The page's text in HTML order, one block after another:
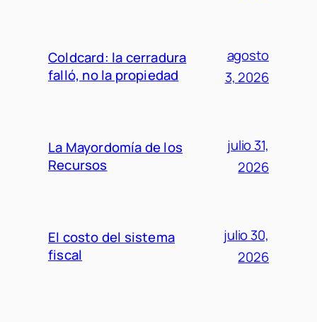
Coldcard: la cerradura
falló, no la propiedad
agosto
3, 2026
La Mayordomía de los
Recursos
julio 31,
2026
El costo del sistema
fiscal
julio 30,
2026